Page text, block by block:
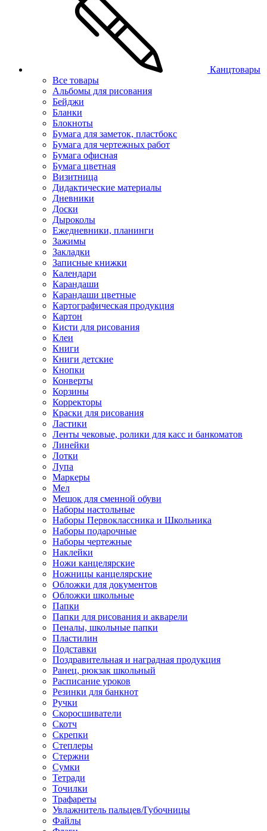
Канцтовары
Все товары
Альбомы для рисования
Бейджи
Бланки
Блокноты
Бумага для заметок, пластбокс
Бумага для чертежных работ
Бумага офисная
Бумага цветная
Визитница
Дидактические материалы
Дневники
Доски
Дыроколы
Ежедневники, планинги
Зажимы
Закладки
Записные книжки
Календари
Карандаши
Карандаши цветные
Картографическая продукция
Картон
Кисти для рисования
Клеи
Книги
Книги детские
Кнопки
Конверты
Корзины
Корректоры
Краски для рисования
Ластики
Ленты чековые, ролики для касс и банкоматов
Линейки
Лотки
Лупа
Маркеры
Мел
Мешок для сменной обуви
Наборы настольные
Наборы Первоклассника и Школьника
Наборы подарочные
Наборы чертежные
Наклейки
Ножи канцелярские
Ножницы канцелярские
Обложки для документов
Обложки школьные
Папки
Папки для рисования и акварели
Пеналы, школьные папки
Пластилин
Подставки
Поздравительная и наградная продукция
Ранец, рюкзак школьный
Расписание уроков
Резинки для банкнот
Ручки
Скоросшиватели
Скотч
Скрепки
Степлеры
Стержни
Сумки
Тетради
Точилки
Трафареты
Увлажнитель пальцев/Губочницы
Файлы